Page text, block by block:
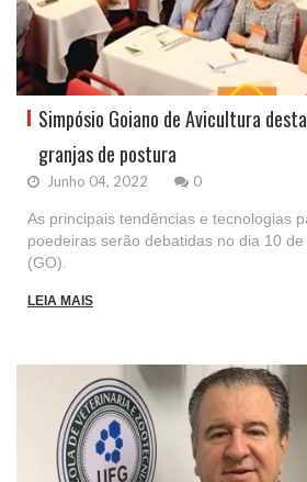
Simpósio Goiano de Avicultura
granjas de postura
Junho 04, 2022 0
As principais tendências e tecnologias
poedeiras serão debatidas no dia 10
(GO).
LEIA MAIS